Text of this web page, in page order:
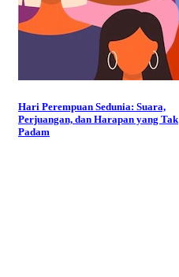
Hari Perempuan Sedunia: Suara,
Perjuangan, dan Harapan yang Tak
Padam